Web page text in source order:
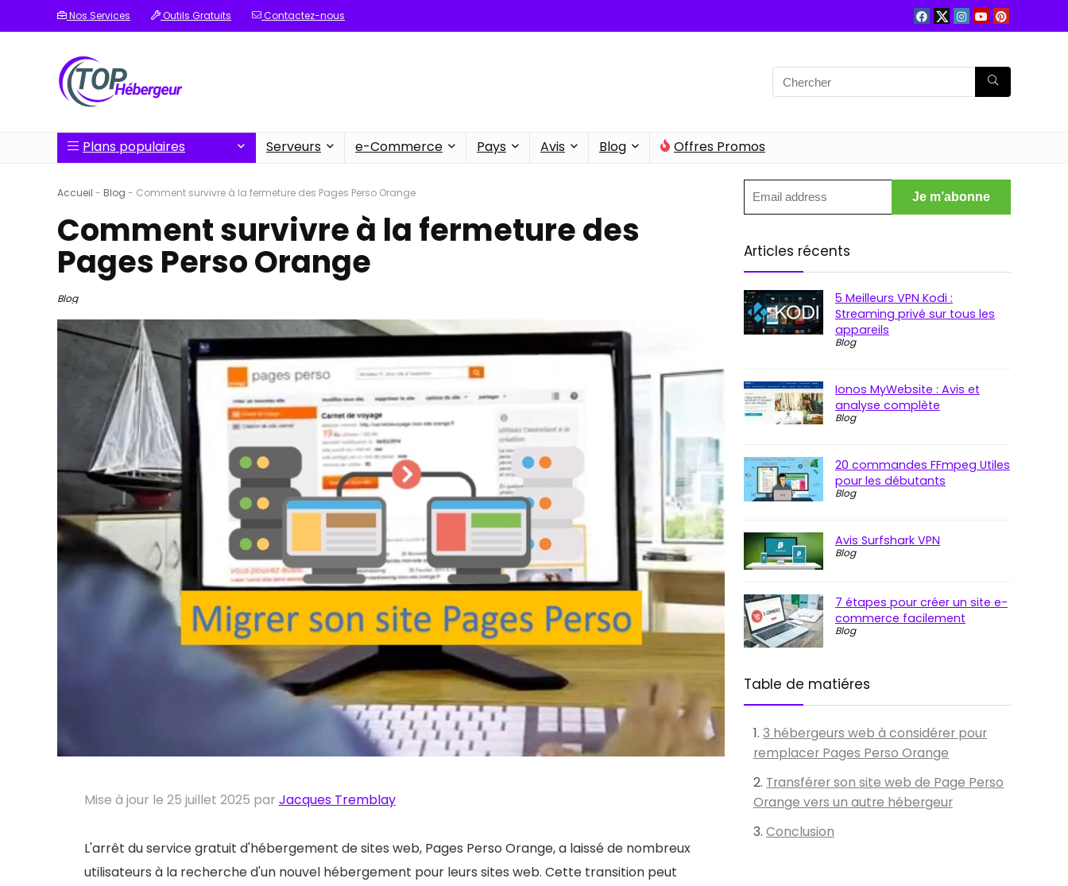
Nos Services Outils Gratuits Contactez-nous
Plans populaires Serveurs e-Commerce Pays Avis Blog Offres Promos
Accueil - Blog - Comment survivre à la fermeture des Pages Perso Orange
Comment survivre à la fermeture des
Pages Perso Orange
Blog
Mise à jour le 25 juillet 2025 par Jacques Tremblay
L'arrêt du service gratuit d'hébergement de sites web, Pages Perso Orange, a laissé de nombreux
utilisateurs à la recherche d'un nouvel hébergement pour leurs sites web. Cette transition peut
Articles récents
5 Meilleurs VPN Kodi :
Streaming privé sur tous les
appareils
Blog
Ionos MyWebsite : Avis et
analyse complète
Blog
20 commandes FFmpeg Utiles
pour les débutants
Blog
Avis Surfshark VPN
Blog
7 étapes pour créer un site e-
commerce facilement
Blog
Table de matiéres
3 hébergeurs web à considérer pour
remplacer Pages Perso Orange
Transférer son site web de Page Perso
Orange vers un autre hébergeur
Conclusion